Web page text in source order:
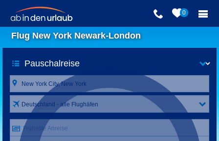
0
Flug New York Newark-London
Deutschland - alle Flughäfen
Früheste Anreise